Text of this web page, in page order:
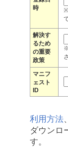
時
解決す
るため
の重要
政策
マニフ
ェスト
ID
利用方法、
ダウンロ
す。